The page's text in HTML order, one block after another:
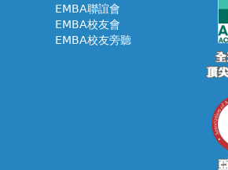
EMBA聯誼會
EMBA校友會
EMBA校友旁聽